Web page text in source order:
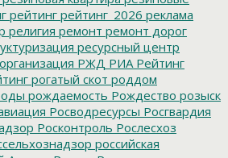
рейтинг рейтинг_2026 реклама
религия ремонт ремонт дорог
ресурсный центр
РЖД РИА Рейтинг
рогатый скот роддом
рождаемость Рождество розыск
Росводресурсы Росгвардия
Росконтроль Рослесхоз
российская